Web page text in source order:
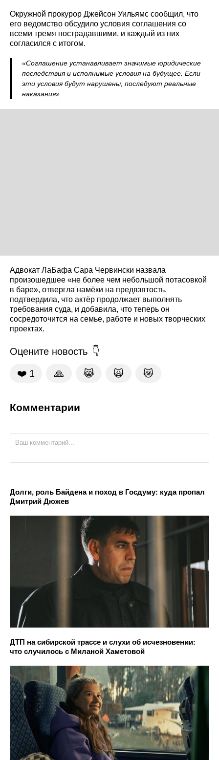
Окружной прокурор Джейсон Уильямс сообщил, что
его ведомство обсудило условия соглашения со
всеми тремя пострадавшими, и каждый из них
согласился с итогом.
«Соглашение устанавливает значимые юридические
последствия и исполнимые условия на будущее. Если
эти условия будут нарушены, последуют реальные
наказания».
Адвокат ЛаБафа Сара Червински назвала
произошедшее «не более чем небольшой потасовкой
в баре», отвергла намёки на предвзятость,
подтвердила, что актёр продолжает выполнять
требования суда, и добавила, что теперь он
сосредоточится на семье, работе и новых творческих
проектах.
Оцените новость
❤️ 1 🙏 😹 🙀 😿
Комментарии
Долги, роль Байдена и поход в Госдуму: куда пропал
Дмитрий Дюжев
ДТП на сибирской трассе и слухи об исчезновении:
что случилось с Миланой Хаметовой